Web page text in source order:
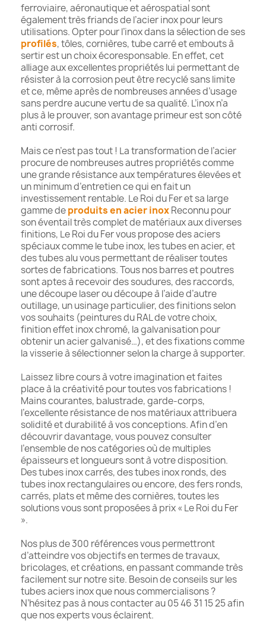
ferroviaire, aéronautique et aérospatial sont
également très friands de l’acier inox pour leurs
utilisations. Opter pour l’inox dans la sélection de ses
profilés, tôles, cornières, tube carré et embouts à
sertir est un choix écoresponsable. En effet, cet
alliage aux excellentes propriétés lui permettant de
résister à la corrosion peut être recyclé sans limite
et ce, même après de nombreuses années d’usage
sans perdre aucune vertu de sa qualité. L’inox n’a
plus à le prouver, son avantage primeur est son côté
anti corrosif.
Mais ce n’est pas tout ! La transformation de l’acier
procure de nombreuses autres propriétés comme
une grande résistance aux températures élevées et
un minimum d’entretien ce qui en fait un
investissement rentable. Le Roi du Fer et sa large
gamme deproduits en acier inoxReconnu pour
son éventail très complet de matériaux aux diverses
finitions, Le Roi du Fer vous propose des aciers
spéciaux comme le tube inox, les tubes en acier, et
des tubes alu vous permettant de réaliser toutes
sortes de fabrications. Tous nos barres et poutres
sont aptes à recevoir des soudures, des raccords,
une découpe laser ou découpe à l’aide d’autre
outillage, un usinage particulier, des finitions selon
vos souhaits (peintures du RAL de votre choix,
finition effet inox chromé, la galvanisation pour
obtenir un acier galvanisé…), et des fixations comme
la visserie à sélectionner selon la charge à supporter.
Laissez libre cours à votre imagination et faites
place à la créativité pour toutes vos fabrications !
Mains courantes, balustrade, garde-corps,
l’excellente résistance de nos matériaux attribuera
solidité et durabilité à vos conceptions. Afin d’en
découvrir davantage, vous pouvez consulter
l’ensemble de nos catégories où de multiples
épaisseurs et longueurs sont à votre disposition.
Des tubes inox carrés, des tubes inox ronds, des
tubes inox rectangulaires ou encore, des fers ronds,
carrés, plats et même des cornières, toutes les
solutions vous sont proposées à prix « Le Roi du Fer
».
Nos plus de 300 références vous permettront
d’atteindre vos objectifs en termes de travaux,
bricolages, et créations, en passant commande très
facilement sur notre site. Besoin de conseils sur les
tubes aciers inox que nous commercialisons ?
N’hésitez pas à nous contacter au 05 46 31 15 25 afin
que nos experts vous éclairent.